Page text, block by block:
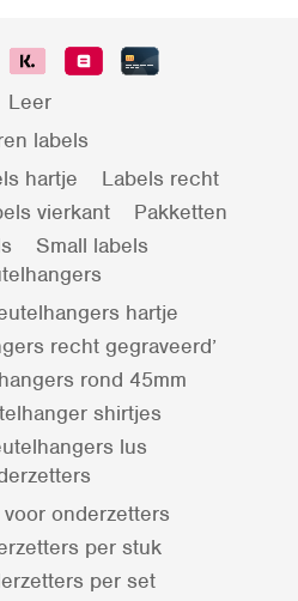
Leer
labels
hartje
Labels recht
vierkant
Pakketten
Small labels
hartje
recht gegraveerd’
rond 45mm
shirtjes
lus
onderzetters
per stuk
per set